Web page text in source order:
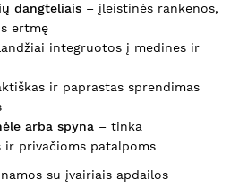
dangteliais – įleistinės rankenos,
ertmę
integruotos į medines ir
ir paprastas sprendimas
arba spyna – tinka
ir privačioms patalpoms
su įvairiais apdailos